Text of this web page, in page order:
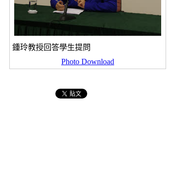
鍾玲教授回答學生提問
Photo Download